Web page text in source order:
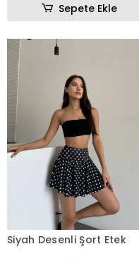
Sepete Ekle
Siyah Desenli Şort Etek